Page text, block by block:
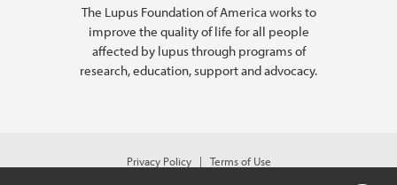
The Lupus Foundation of America works to
improve the quality of life for all people
affected by lupus through programs of
research, education, support and advocacy.
Privacy Policy
Terms of Use